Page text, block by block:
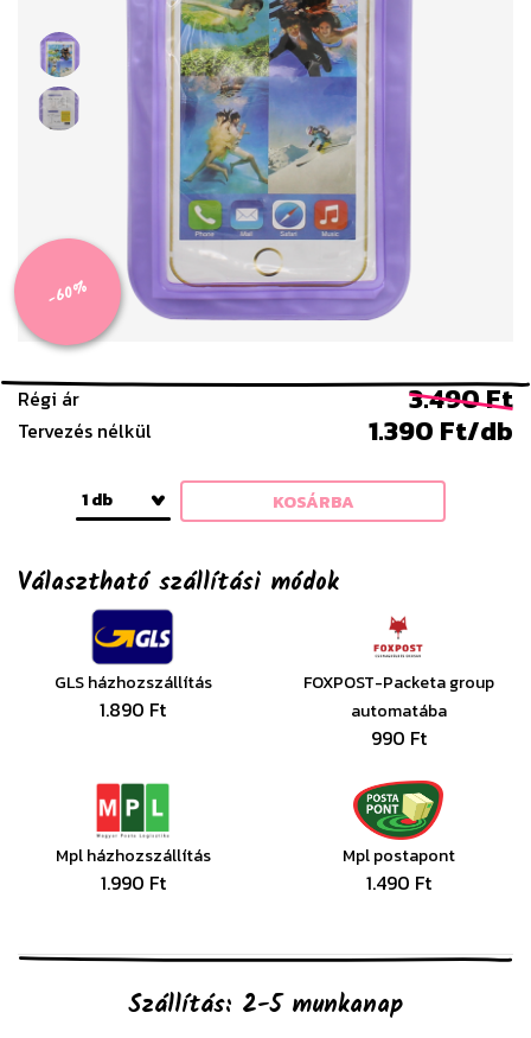
-60%
Régi ár 3.490 Ft
Tervezés nélkül 1.390 Ft/db
1 db KOSÁRBA
Választható szállítási módok
GLS házhozszállítás
1.890 Ft
FOXPOST-Packeta group
automatába
990 Ft
Mpl házhozszállítás
1.990 Ft
Mpl postapont
1.490 Ft
Szállítás: 2-5 munkanap